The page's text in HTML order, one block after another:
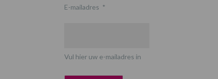
E-mailadres *
Vul hier uw e-mailadres in